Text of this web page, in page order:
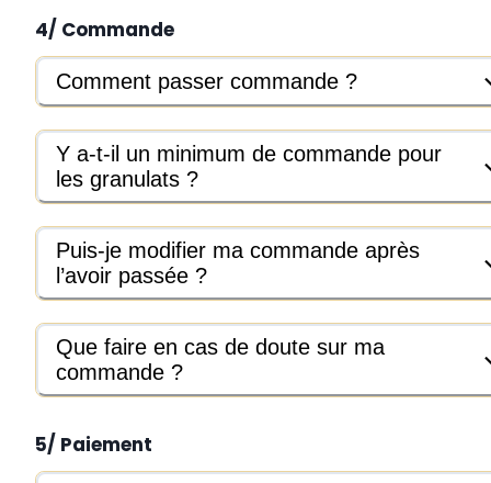
4/ Commande
Comment passer commande ?
Y a-t-il un minimum de commande pour
les granulats ?
Puis-je modifier ma commande après
l’avoir passée ?
Que faire en cas de doute sur ma
commande ?
5/ Paiement